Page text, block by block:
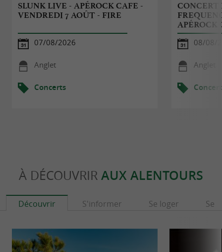
SLUNK LIVE - APÉROCK CAFE -
VENDREDI 7 AOÛT - FIRE
07/08/2026
Anglet
Concerts
CONCERT
APÉROCK
08/08/
Anglet
À DÉCOUVRIR AUX ALENTOURS
Découvrir S'informer Se loger Se